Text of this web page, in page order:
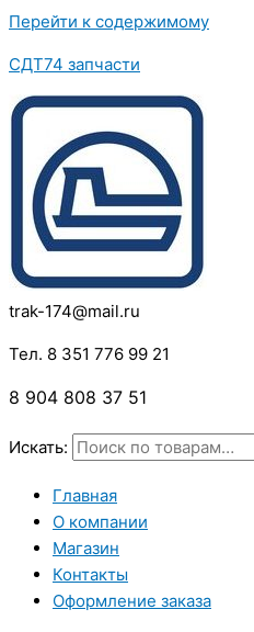
Перейти к содержимому
СДТ74 запчасти
trak-174@mail.ru
Тел. 8 351 776 99 21
8 904 808 37 51
Искать:
Главная
О компании
Магазин
Контакты
Оформление заказа